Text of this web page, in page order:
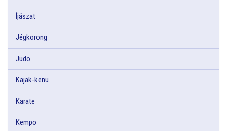
Íjászat
Jégkorong
Judo
Kajak-kenu
Karate
Kempo